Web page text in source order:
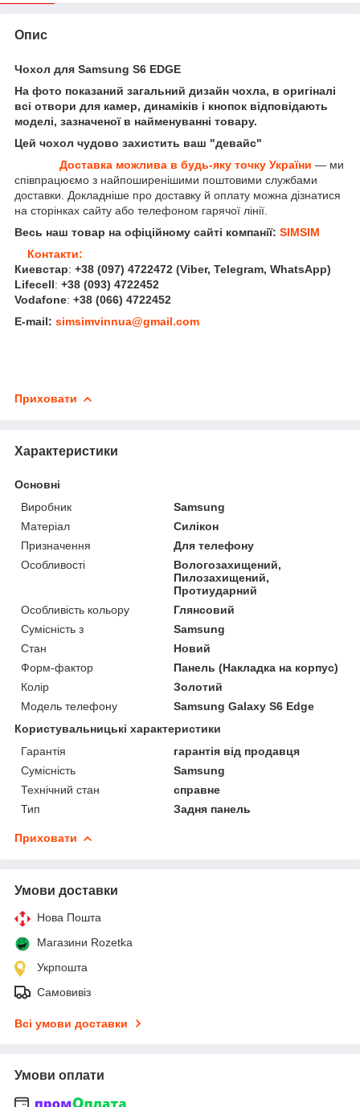
Опис
Чохол для Samsung S6 EDGE
На фото показаний загальний дизайн чохла, в оригіналі
всі отвори для камер, динаміків і кнопок відповідають
моделі, зазначеної в найменуванні товару.
Цей чохол чудово захистить ваш "девайс"
Доставка можлива в будь-яку точку України — ми
співпрацюємо з найпоширенішими поштовими службами
доставки. Докладніше про доставку й оплату можна дізнатися
на сторінках сайту або телефоном гарячої лінії.
Весь наш товар на офіційному сайті компанії: SIMSIM
Контакти:
Киевстар: +38 (097) 4722472 (Viber, Telegram, WhatsApp)
Lifecell: +38 (093) 4722452
Vodafone: +38 (066) 4722452
E-mail: simsimvinnua@gmail.com
Приховати
Характеристики
Основні
Виробник
Samsung
Матеріал
Силікон
Призначення
Для телефону
Особливості
Вологозахищений,
Пилозахищений,
Протиударний
Особливість кольору
Глянсовий
Сумісність з
Samsung
Стан
Новий
Форм-фактор
Панель (Накладка на корпус)
Колір
Золотий
Модель телефону
Samsung Galaxy S6 Edge
Користувальницькі характеристики
Гарантія
гарантія від продавця
Сумісність
Samsung
Технічний стан
справне
Тип
Задня панель
Приховати
Умови доставки
Нова Пошта
Магазини Rozetka
Укрпошта
Самовивіз
Всі умови доставки
Умови оплати